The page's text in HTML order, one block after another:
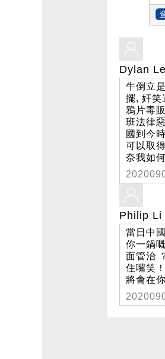
Dylan
牛倒立
擺, 奸笑
鴉片毒
班法律
國到今
可以取
奈我如
Philip Li
當日中
你一鍋
面管治
住嘴笑
將會在